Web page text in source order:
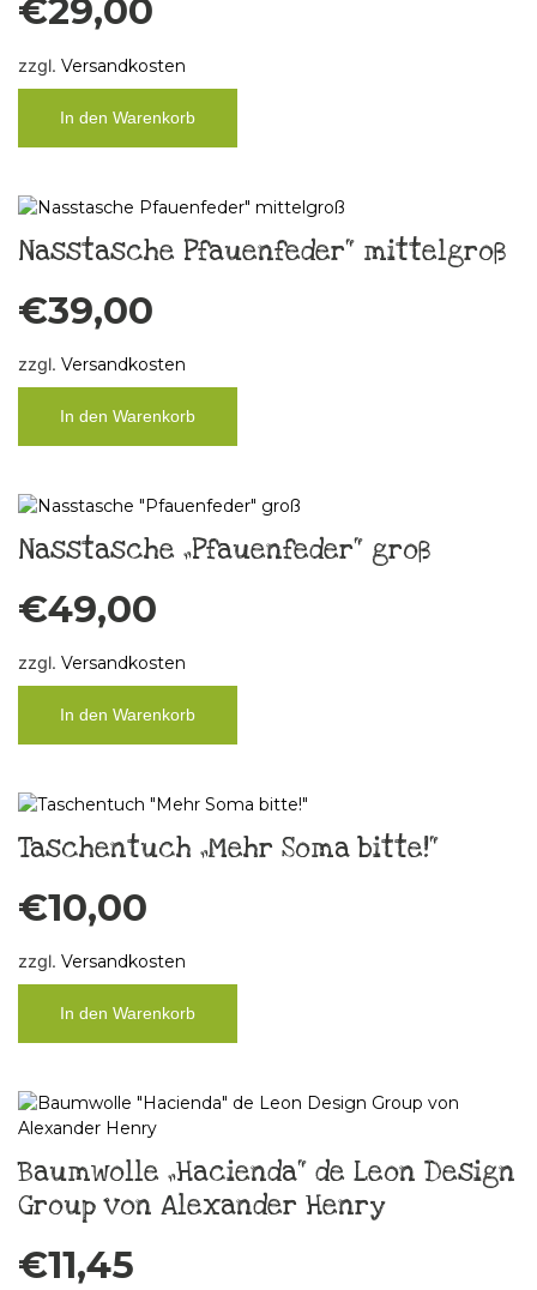
€29,00
zzgl. Versandkosten
In den Warenkorb
Nasstasche Pfauenfeder“ mittelgroß
€39,00
zzgl. Versandkosten
In den Warenkorb
Nasstasche „Pfauenfeder“ groß
€49,00
zzgl. Versandkosten
In den Warenkorb
Taschentuch „Mehr Soma bitte!“
€10,00
zzgl. Versandkosten
In den Warenkorb
Baumwolle „Hacienda“ de Leon Design
Group von Alexander Henry
€11,45